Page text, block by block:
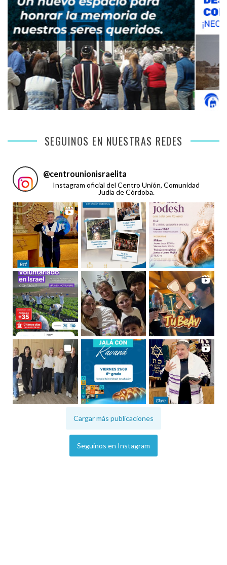
SEGUINOS EN NUESTRAS REDES
@centrounionisraelita
Instagram oficial del Centro Unión, Comunidad
Judía de Córdoba.
Cargar más publicaciones
Seguinos en Instagram